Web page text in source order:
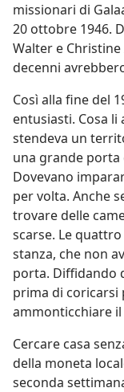
missionari di
20 ottobre 1946.
Walter e
decenni
Così alla fine del
entusiasti. Cosa li
stendeva un
una grande porta
Dovevano
per volta. Anche
trovare delle
scarse. Le
stanza, che non
porta. Diffidando
prima di coricarsi
ammonticchiare
Cercare casa
della moneta
seconda